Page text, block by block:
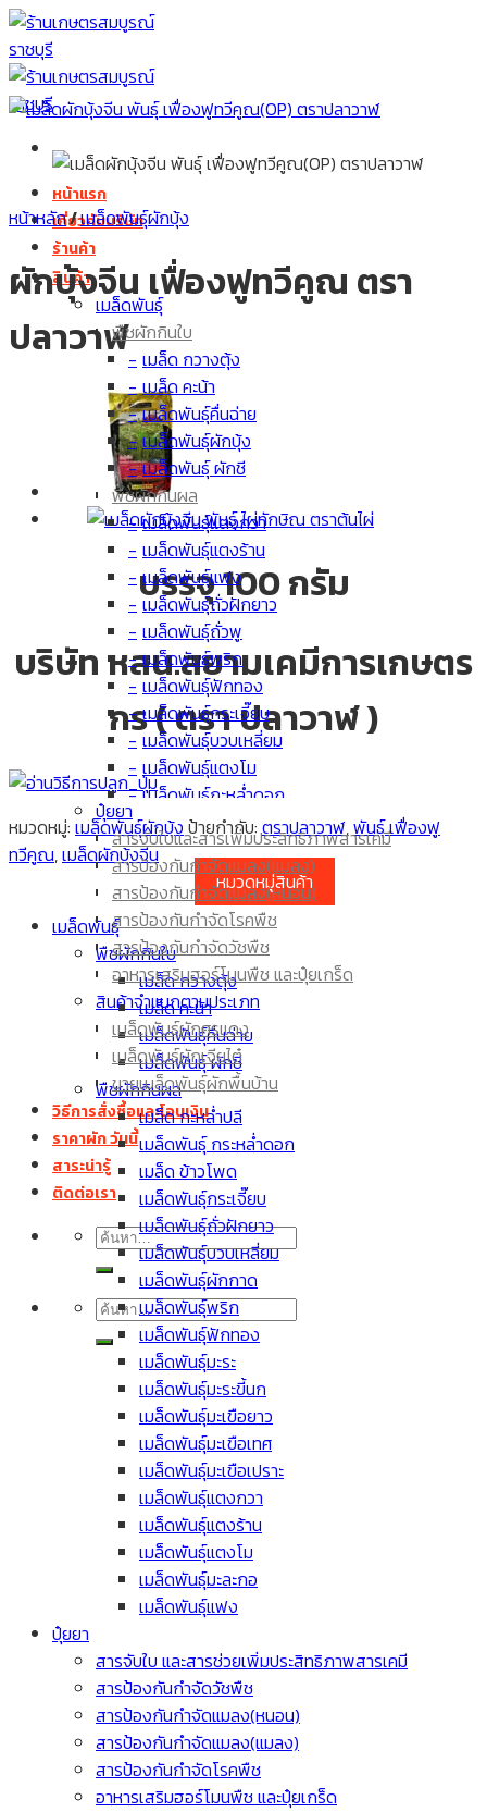
Skip
to
content
หน้าแรก
เกี่ยวกับบริษัท
ร้านค้า
สินค้า
เมล็ดพันธุ์
พืชผักกินใบ
เมล็ด กวางตุ้ง
เมล็ด คะน้า
เมล็ดพันธุ์คื่นฉ่าย
เมล็ดพันธุ์ผักบุ้ง
เมล็ดพันธุ์ ผักชี
พืชผักกินผล
เมล็ดพันธุ์แตงกวา
เมล็ดพันธุ์แตงร้าน
เมล็ดพันธุ์แฟง
เมล็ดพันธุ์ถั่วฝักยาว
เมล็ดพันธุ์ถั่วพู
เมล็ดพันธุ์พริก
เมล็ดพันธุ์ฟักทอง
เมล็ดพันธุ์กระเจี๊ยบ
เมล็ดพันธุ์บวบเหลี่ยม
เมล็ดพันธุ์แตงโม
เมล็ดพันธุ์กะหล่ำดอก
เมล็ดพันธุ์มะเขือเทศ
เมล็ดพันธุ์ผักกาด
เมล็ดพันธุ์มะเขือยาว
เมล็ด ข้าวโพด
เมล็ดพันธุ์มะระขี้นก
เมล็ดพันธุ์มะระ
เมล็ดพันธุ์มะละกอ
เมล็ดพันธุ์มะเขือเปราะ
เมล็ด กะหล่ำปลี
ปุ๋ยยา
สารจับใบและสารเพิ่มประสิทธิภาพสารเคมี
สารป้องกันกำจัดแมลง(แมลง)
สารป้องกันกำจัดแมลง(หนอน)
สารป้องกันกำจัดโรคพืช
สารป้องกันกำจัดวัชพืช
อาหารเสริมฮอร์โมนพืช และปุ๋ยเกร็ด
สินค้าจำแนกตามประเภท
เมล็ดพันธุ์ผักศรแดง
เมล็ดพันธุ์ผักเจียไต๋
ขายเมล็ดพันธุ์ผักพื้นบ้าน
วิธีการสั่งซื้อและโอนเงิน
ราคาผัก วันนี้
สาระน่ารู้
ติดต่อเรา
ค้นหา:
ค้นหา:
หน้าหลัก/เมล็ดพันธุ์ผักบุ้ง
ผักบุ้งจีน เฟื่องฟูทวีคูณ ตรา
ปลาวาฬ
บรรจุ 100 กรัม
บริษัท หสน.สยามเคมีการเกษตร
กร ( ตรา ปลาวาฬ )
หมวดหมู่: เมล็ดพันธุ์ผักบุ้ง ป้ายกำกับ:ตราปลาวาฬ,พันธุ์ เฟื่องฟู
ทวีคูณ,เมล็ดผักบุ้งจีน
หมวดหมู่สินค้า
เมล็ดพันธุ์
พืชผักกินใบ
เมล็ด กวางตุ้ง
เมล็ด คะน้า
เมล็ดพันธุ์คื่นฉ่าย
เมล็ดพันธุ์ ผักชี
พืชผักกินผล
เมล็ด กะหล่ำปลี
เมล็ดพันธุ์ กระหล่ำดอก
เมล็ด ข้าวโพด
เมล็ดพันธุ์กระเจี๊ยบ
เมล็ดพันธุ์ถั่วฝักยาว
เมล็ดพันธุ์บวบเหลี่ยม
เมล็ดพันธุ์ผักกาด
เมล็ดพันธุ์พริก
เมล็ดพันธุ์ฟักทอง
เมล็ดพันธุ์มะระ
เมล็ดพันธุ์มะระขี้นก
เมล็ดพันธุ์มะเขือยาว
เมล็ดพันธุ์มะเขือเทศ
เมล็ดพันธุ์มะเขือเปราะ
เมล็ดพันธุ์แตงกวา
เมล็ดพันธุ์แตงร้าน
เมล็ดพันธุ์แตงโม
เมล็ดพันธุ์มะละกอ
เมล็ดพันธุ์แฟง
ปุ๋ยยา
สารจับใบ และสารช่วยเพิ่มประสิทธิภาพสารเคมี
สารป้องกันกำจัดวัชพืช
สารป้องกันกำจัดแมลง(หนอน)
สารป้องกันกำจัดแมลง(แมลง)
สารป้องกันกำจัดโรคพืช
อาหารเสริมฮอร์โมนพืช และปุ๋ยเกร็ด